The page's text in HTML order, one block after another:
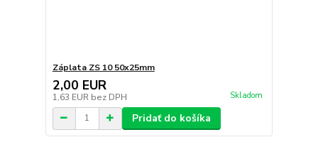
Záplata ZS 10 50x25mm
2,00 EUR
1,63 EUR bez DPH Skladom
Pridať do košíka